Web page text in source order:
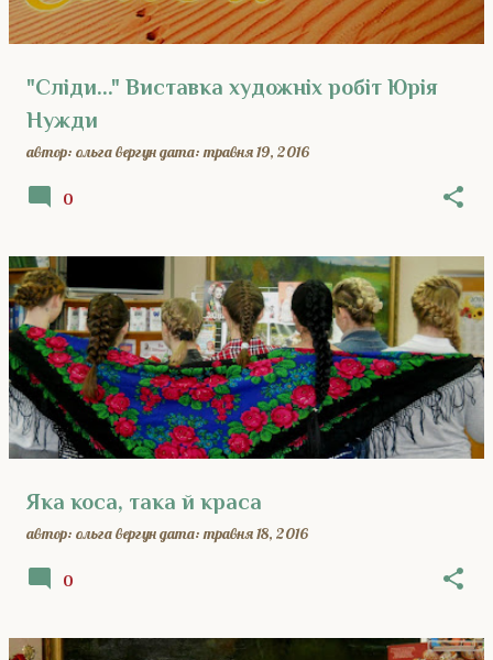
"Сліди..." Виставка художніх робіт Юрія
Нужди
автор: ольга вергундата:травня 19, 2016
0
Яка коса, така й краса
автор: ольга вергундата:травня 18, 2016
0